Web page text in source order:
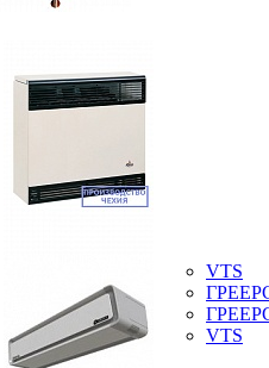
VTS
VTS